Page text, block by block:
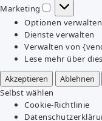
Marketing
Marketing
Optionen verwalten
Dienste verwalten
Verwalten von
Lese mehr über
Akzeptieren
Ablehnen
Selbst wählen
Cookie-Richtlinie